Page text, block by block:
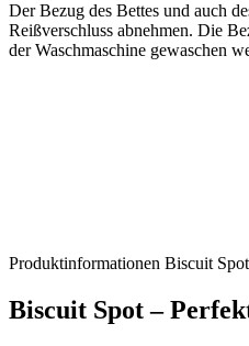
Der Bezug des Bettes und auch
Reißverschluss abnehmen. Die
der Waschmaschine gewaschen
Produktinformationen Biscuit
Biscuit Spot –